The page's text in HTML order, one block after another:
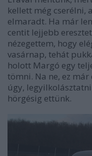
kellett még cserélni,
elmaradt. Ha már
centit lejjebb
nézegettem, hogy
vasárnap, tehát
holott Margó egy
tömni. Na ne, ez
úgy,
hörgésig ettünk.